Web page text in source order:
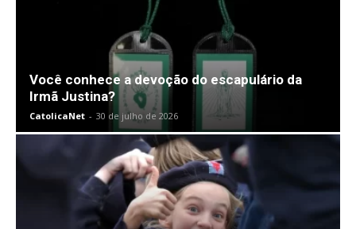
Você conhece a devoção do escapulário da
Irmã Justina?
CatolicaNet - 30 de julho de 2026